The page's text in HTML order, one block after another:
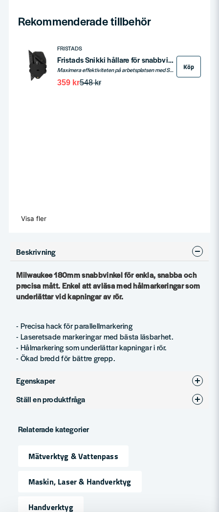
Rekommenderade tillbehör
FRISTADS
Fristads Snikki hållare för snabbvinkel 9235 PLST
Maximera effektiviteten på arbetsplatsen med Snikki hållare för snabbvinkel 9235 PLST, utformad för både höger- och vänsterhänta. Lätt, smidig och hållbar.
548 kr
359 kr
Köp
Visa fler
Beskrivning
Milwaukee 180mm snabbvinkel för enkla, snabba och
precisa mått. Enkel att avläsa med hålmarkeringar som
underlättar vid kapningar av rör.
- Precisa hack för parallellmarkering
- Laseretsade markeringar med bästa läsbarhet.
- Hålmarkering som underlättar kapningar i rör.
- Ökad bredd för bättre grepp.
Egenskaper
Produkttyp
Ställ en produktfråga
Fråga oss något om denna produkten...
Namn
Relaterade kategorier
Mätverktyg & Vattenpass
Maskin, Laser & Handverktyg
Handverktyg